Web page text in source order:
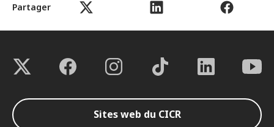
Partager
Sites web du CICR